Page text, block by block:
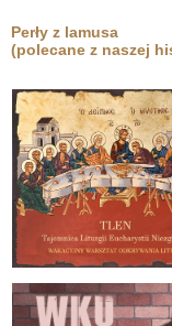
Perły z lamusa
(polecane z naszej